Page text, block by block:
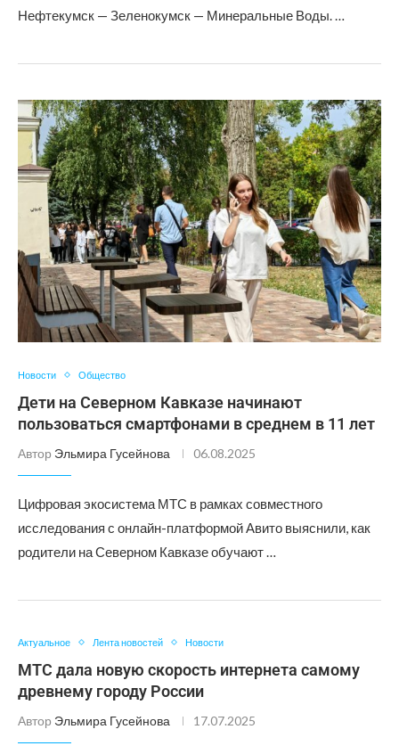
Нефтекумск — Зеленокумск — Минеральные Воды. …
Новости Общество
Дети на Северном Кавказе начинают
пользоваться смартфонами в среднем в 11 лет
Автор Эльмира Гусейнова 06.08.2025
Цифровая экосистема МТС в рамках совместного
исследования с онлайн-платформой Авито выяснили, как
родители на Северном Кавказе обучают …
Актуальное Лента новостей Новости
МТС дала новую скорость интернета самому
древнему городу России
Автор Эльмира Гусейнова 17.07.2025